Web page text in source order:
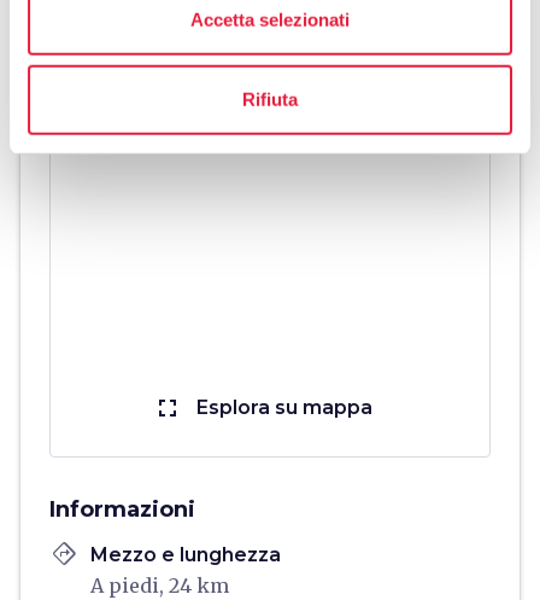
Accetta selezionati
Rifiuta
fullscreen Esplora su mappa
Informazioni
directions Mezzo e lunghezza
A piedi, 24 km